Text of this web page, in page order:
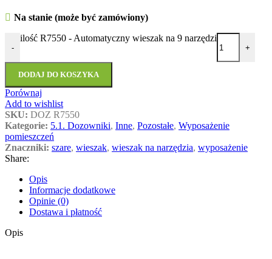
Na stanie (może być zamówiony)
-
ilość R7550 - Automatyczny wieszak na 9 narzędzi
+
DODAJ DO KOSZYKA
Porównaj
Add to wishlist
SKU: DOZ R7550
Kategorie: 5.1. Dozowniki, Inne, Pozostałe, Wyposażenie
pomieszczeń
Znaczniki: szare, wieszak, wieszak na narzędzia, wyposażenie
Share:
Opis
Informacje dodatkowe
Opinie (0)
Dostawa i płatność
Opis